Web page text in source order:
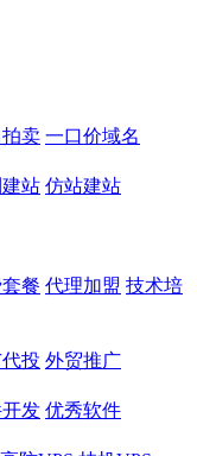
卖 一口价域名
站 仿站建站
餐 代理加盟 技术培
投 外贸推广
发 优秀软件